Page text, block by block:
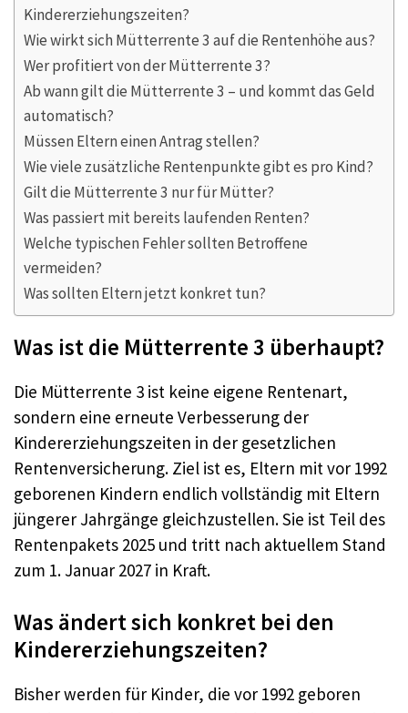
Kindererziehungszeiten?
Wie wirkt sich Mütterrente 3 auf die Rentenhöhe aus?
Wer profitiert von der Mütterrente 3?
Ab wann gilt die Mütterrente 3 – und kommt das Geld
automatisch?
Müssen Eltern einen Antrag stellen?
Wie viele zusätzliche Rentenpunkte gibt es pro Kind?
Gilt die Mütterrente 3 nur für Mütter?
Was passiert mit bereits laufenden Renten?
Welche typischen Fehler sollten Betroffene
vermeiden?
Was sollten Eltern jetzt konkret tun?
Was ist die Mütterrente 3 überhaupt?
Die Mütterrente 3 ist keine eigene Rentenart,
sondern eine erneute Verbesserung der
Kindererziehungszeiten in der gesetzlichen
Rentenversicherung. Ziel ist es, Eltern mit vor 1992
geborenen Kindern endlich vollständig mit Eltern
jüngerer Jahrgänge gleichzustellen. Sie ist Teil des
Rentenpakets 2025 und tritt nach aktuellem Stand
zum 1. Januar 2027 in Kraft.
Was ändert sich konkret bei den
Kindererziehungszeiten?
Bisher werden für Kinder, die vor 1992 geboren